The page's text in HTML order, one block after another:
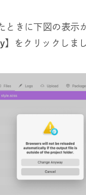
ときに下図の表示
】をクリックしま